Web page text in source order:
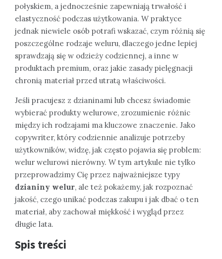
połyskiem, a jednocześnie zapewniają trwałość i
elastyczność podczas użytkowania. W praktyce
jednak niewiele osób potrafi wskazać, czym różnią się
poszczególne rodzaje weluru, dlaczego jedne lepiej
sprawdzają się w odzieży codziennej, a inne w
produktach premium, oraz jakie zasady pielęgnacji
chronią materiał przed utratą właściwości.
Jeśli pracujesz z dzianinami lub chcesz świadomie
wybierać produkty welurowe, zrozumienie różnic
między ich rodzajami ma kluczowe znaczenie. Jako
copywriter, który codziennie analizuje potrzeby
użytkowników, widzę, jak często pojawia się problem:
welur welurowi nierówny. W tym artykule nie tylko
przeprowadzimy Cię przez najważniejsze typy
dzianiny welur, ale też pokażemy, jak rozpoznać
jakość, czego unikać podczas zakupu i jak dbać o ten
materiał, aby zachował miękkość i wygląd przez
długie lata.
Spis treści